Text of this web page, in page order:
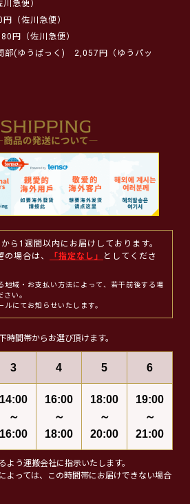
急便）
（佐川急便）
円（佐川急便）
部(ゆうぱっく)
2,057円（ゆうパッ
ら1週間以内にお届けしております。
場合は、
「指定なし」
としてくださ
域・お支払い方法によって、若干前後する場
い。
にてお知らせいたします。
時間帯からお選び頂けます。
3 4 5 6
14:00
～
16:00
16:00
～
18:00
18:00
～
20:00
19:00
～
21:00
よう運搬会社に指示いたします。
よっては、この時間帯にお届けできない場合